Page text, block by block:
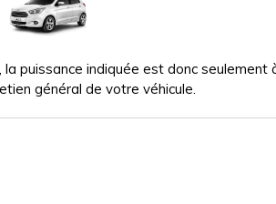
la puissance indiquée est donc
général de votre véhicule.